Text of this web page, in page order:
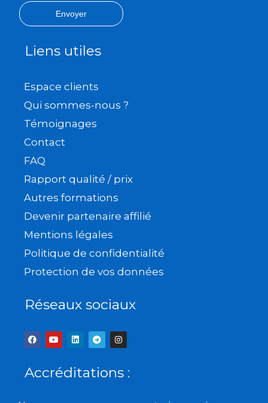
Envoyer
Liens utiles
Espace clients
Qui sommes-nous ?
Témoignages
Contact
FAQ
Rapport qualité / prix
Autres formations
Devenir partenaire affilié
Mentions légales
Politique de confidentialité
Protection de vos données
Réseaux sociaux
F
a
b
o
Y
o
u
b
L
i
e
d
T
e
g
r
I
n
a
g
Accréditations :